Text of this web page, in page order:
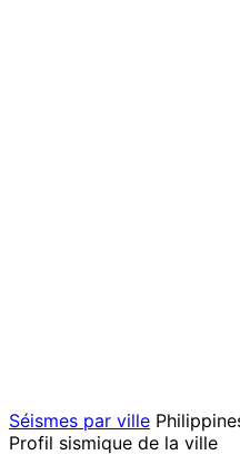
Séismes par ville
Profil sismique de la ville